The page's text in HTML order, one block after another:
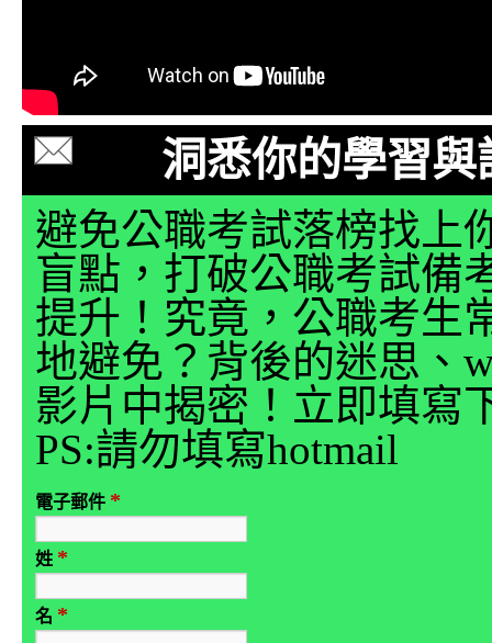
洞悉你的學習
避免公職考試落榜找上
盲點，打破公職考試備
提升！究竟，公職考生
地避免？背後的迷思、
影片中揭密！立即填寫
PS:請勿填寫hotmail
電子郵件 *
姓 *
名 *